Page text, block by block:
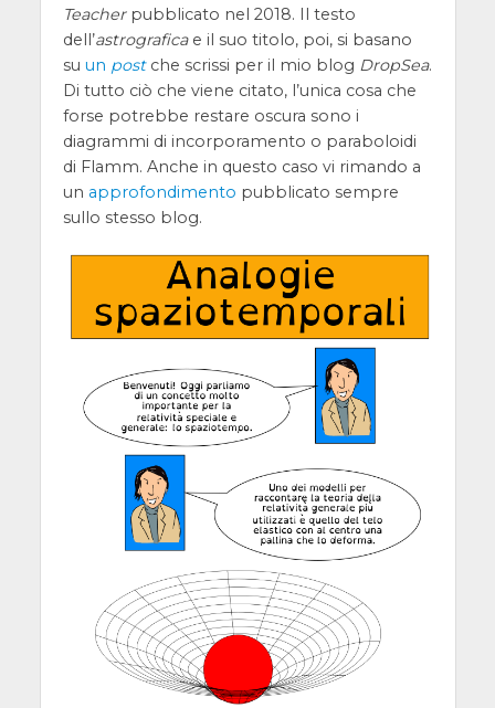
Teacherpubblicato nel 2018. Il testo
dell’astrograficae il suo titolo, poi, si basano
su un postche scrissi per il mio blog DropSea.
Di tutto ciò che viene citato, l’unica cosa che
forse potrebbe restare oscura sono i
diagrammi di incorporamento o paraboloidi
di Flamm. Anche in questo caso vi rimando a
un approfondimento pubblicato sempre
sullo stesso blog.